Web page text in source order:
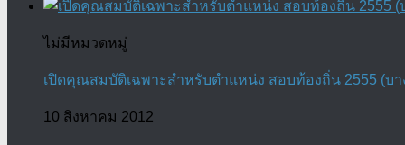
ไม่มีหมวดหมู่
เปิดคุณสมบัติเฉพาะสำหรับตำแหน่ง สอบท้องถิ่น 2555 (บ
10 สิงหาคม 2012